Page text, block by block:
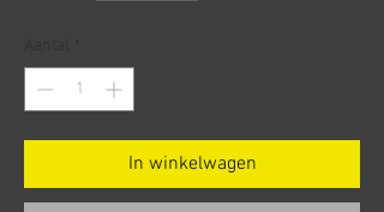
In winkelwagen